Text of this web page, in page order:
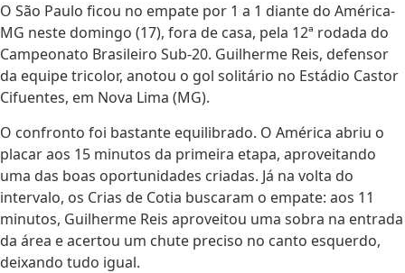
O São Paulo ficou no empate por 1 a 1 diante do América-
MG neste domingo (17), fora de casa, pela 12ª rodada do
Campeonato Brasileiro Sub-20. Guilherme Reis, defensor
da equipe tricolor, anotou o gol solitário no Estádio Castor
Cifuentes, em Nova Lima (MG).
O confronto foi bastante equilibrado. O América abriu o
placar aos 15 minutos da primeira etapa, aproveitando
uma das boas oportunidades criadas. Já na volta do
intervalo, os Crias de Cotia buscaram o empate: aos 11
minutos, Guilherme Reis aproveitou uma sobra na entrada
da área e acertou um chute preciso no canto esquerdo,
deixando tudo igual.